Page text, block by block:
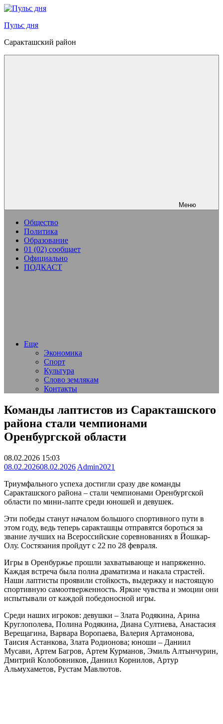
Перейти
содержимому
Пульс дня
Саракташский район
Меню
Общество
Политика
Образование
01 (02) сообщает
Официально
ПОДКАСТ
Еще
Экономика
Спорт
Культура
Слово землякам
Контакты
Команды лаптистов из Саракташского
района стали чемпионами
Оренбургской области
08.02.2026 15:03
08.02.202608.02.2026 Admin2021
Триумфального успеха достигли сразу две команды
Саракташского района – стали чемпионами Оренбургской
области по мини-лапте среди юношей и девушек.
Эти победы станут началом большого спортивного пути в
этом году, ведь теперь саракташцы отправятся бороться за
звание лучших на Всероссийские соревнованиях в Йошкар-
Олу. Состязания пройдут с 22 по 28 февраля.
Игры в Оренбуржье прошли захватывающе и напряженно.
Каждая встреча была полна драматизма и накала страстей.
Наши лаптисты проявили стойкость, выдержку и настоящую
спортивную самоотверженность. Яркие чувства и эмоции они
испытывали от каждой победоносной игры.
Среди наших игроков: девушки – Злата Родякина, Арина
Круглополева, Полина Родякина, Диана Султиева, Анастасия
Верещагина, Варвара Воропаева, Валерия Артамонова,
Таисия Астанкова, Злата Родионова; юноши – Даниил
Мусави, Артем Багров, Артем Курманов, Эмиль Алтынчурин,
Дмитрий Колобовников, Даниил Корнилов, Артур
Альмухаметов, Рустам Мавлютов.